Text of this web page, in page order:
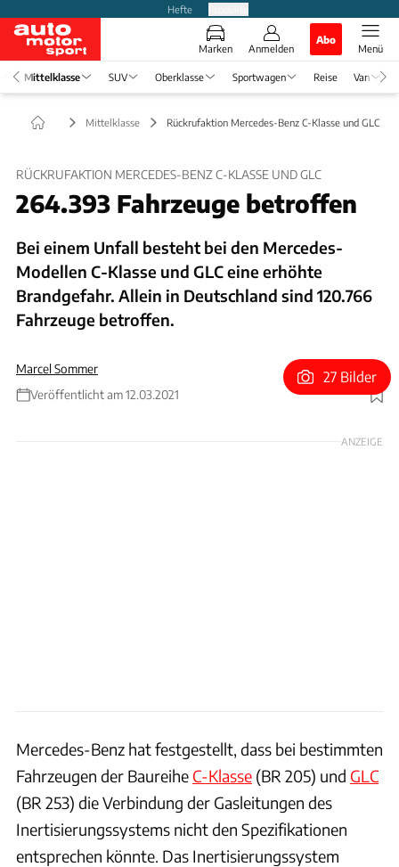
Hefte
Marken Anmelden
Abo
Menü
Mittelklasse SUV Oberklasse Sportwagen Reise Van
Mittelklasse Rückrufaktion Mercedes-Benz C-Klasse und GLC
RÜCKRUFAKTION MERCEDES-BENZ C-KLASSE UND GLC
264.393 Fahrzeuge betroffen
Bei einem Unfall besteht bei den Mercedes-
Modellen C-Klasse und GLC eine erhöhte
Brandgefahr. Allein in Deutschland sind 120.766
Fahrzeuge betroffen.
Marcel Sommer
Veröffentlicht am 12.03.2021
Foto: Daimler/Hans-Dieter Seufert
27 Bilder
ANZEIGE
Mercedes-Benz hat festgestellt, dass bei bestimmten
Fahrzeugen der Baureihe C-Klasse (BR 205) und GLC
(BR 253) die Verbindung der Gasleitungen des
Inertisierungssystems nicht den Spezifikationen
entsprechen könnte. Das Inertisierungssystem